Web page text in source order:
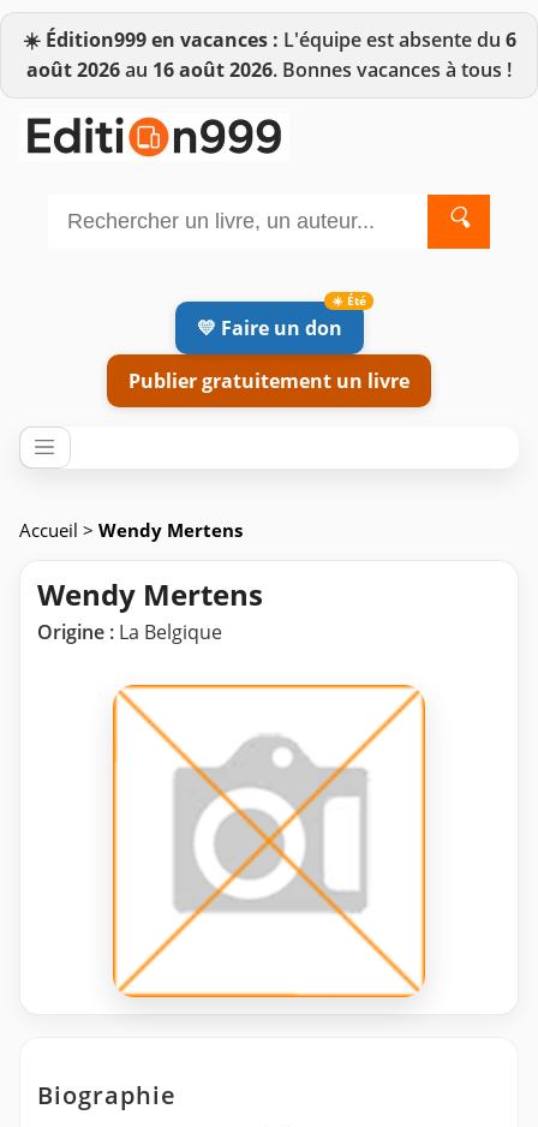
☀️ Édition999 en vacances : L'équipe est absente du 6
août 2026au 16 août 2026. Bonnes vacances à tous !
🔍
💛 Faire un don
Publier gratuitement un livre
Accueil > Wendy Mertens
Wendy Mertens
Origine : La Belgique
Biographie